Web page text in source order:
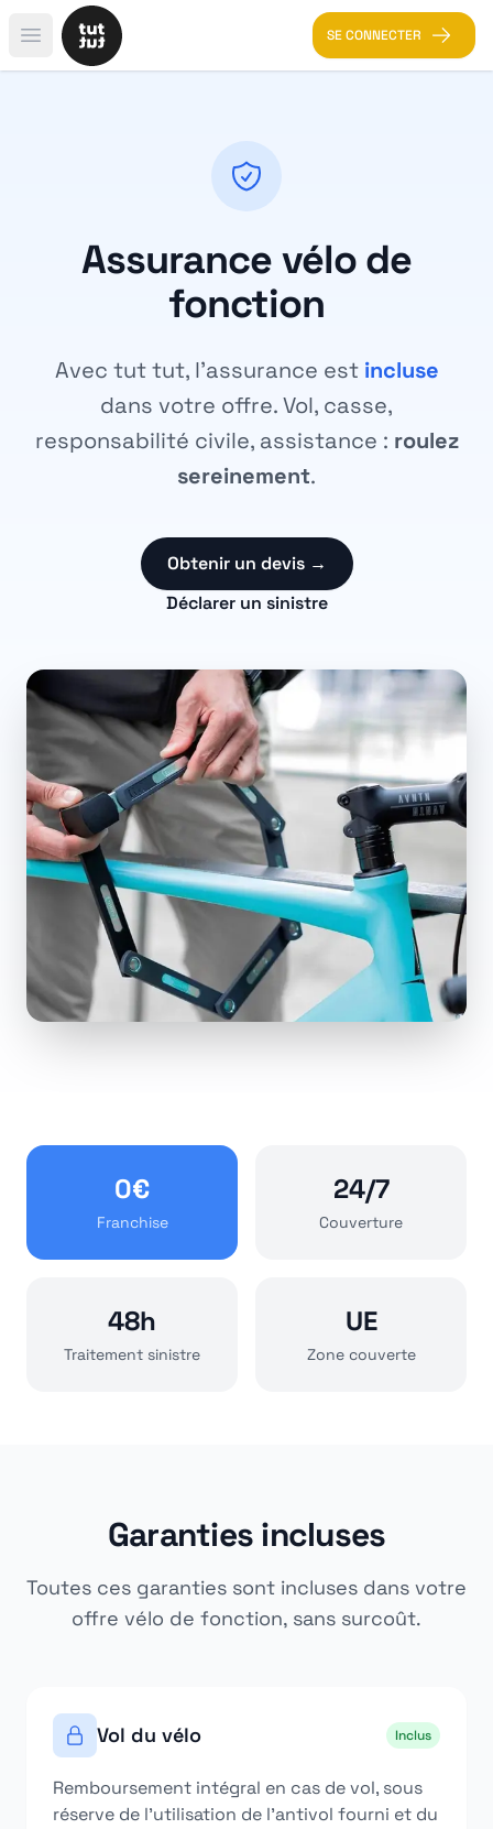
Open main menu SE CONNECTER
Assurance vélo de
fonction
Avec tut tut, l'assurance est incluse
dans votre offre. Vol, casse,
responsabilité civile, assistance : roulez
sereinement.
Obtenir un devis →
Déclarer un sinistre
0€
Franchise
24/7
Couverture
48h
Traitement sinistre
UE
Zone couverte
Garanties incluses
Toutes ces garanties sont incluses dans votre
offre vélo de fonction, sans surcoût.
Vol du vélo Inclus
Remboursement intégral en cas de vol, sous
réserve de l'utilisation de l'antivol fourni et du